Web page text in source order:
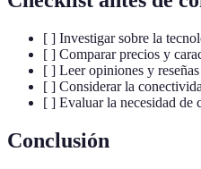
[ ] Investigar sobre la
[ ] Comparar precios y
[ ] Leer opiniones y
[ ] Considerar la
[ ] Evaluar la necesidad de
Conclusión